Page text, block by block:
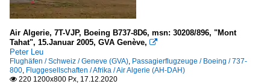
Air Algerie, 7T-VJP, Boeing B737-8D6, msn: 30208/896, "Mont
Tahat", 15.Januar 2005, GVA Genève, 
Peter Leu
Flughäfen / Schweiz / Geneve (GVA) Passagierflugzeuge / Boeing / 737-
800 Fluggesellschaften / Afrika / Air Algerie (AH-DAH)
 220 1200x800 Px, 17.12.2020